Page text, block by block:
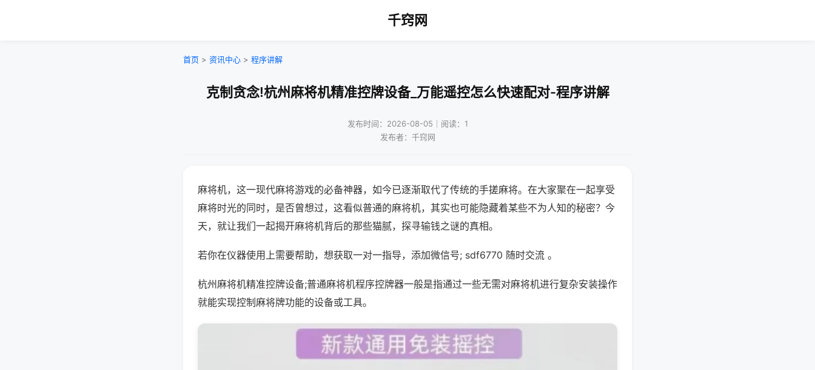
千窍网
首页 > 资讯中心 > 程序讲解
克制贪念!杭州麻将机精准控牌设备_万能遥控怎么快速配对-程序讲解
发布时间：2026-08-05｜阅读：1
发布者：千窍网
麻将机，这一现代麻将游戏的必备神器，如今已逐渐取代了传统的手搓麻将。在大家聚在一起享受
麻将时光的同时，是否曾想过，这看似普通的麻将机，其实也可能隐藏着某些不为人知的秘密？今
天，就让我们一起揭开麻将机背后的那些猫腻，探寻输钱之谜的真相。
若你在仪器使用上需要帮助，想获取一对一指导，添加微信号; sdf6770 随时交流 。
杭州麻将机精准控牌设备;普通麻将机程序控牌器一般是指通过一些无需对麻将机进行复杂安装操作
就能实现控制麻将牌功能的设备或工具。